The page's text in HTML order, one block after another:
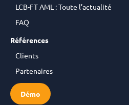
LCB-FT AML : Toute l’actualité
FAQ
Références
Clients
Partenaires
Démo